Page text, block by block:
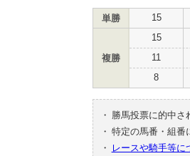
単勝 15
複勝
15
11
8
・
勝馬投票に的中
・ 特定の馬番・組番
・
レースや騎手等に